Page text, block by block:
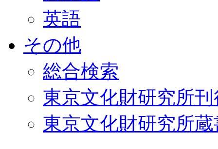
英語
その他
総合検索
東京文化財研究所
東京文化財研究所